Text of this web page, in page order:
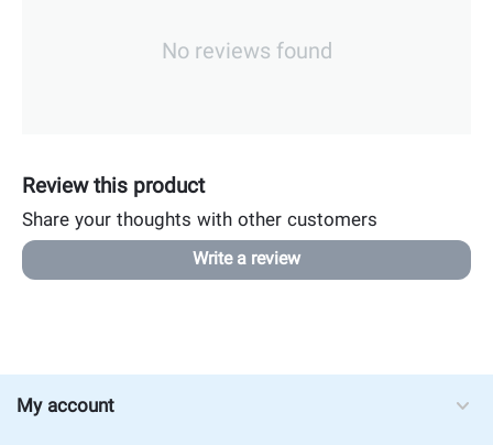
No reviews found
Review this product
Share your thoughts with other customers
Write a review
My account